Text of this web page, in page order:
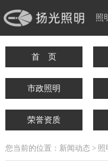
照
首 页
市政照明
荣誉资质
您当前的位置：新闻动态 > 照